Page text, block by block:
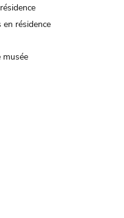
en résidence
musée